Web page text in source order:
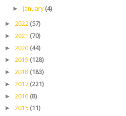
► January (4)
► 2022 (57)
► 2021 (70)
► 2020 (44)
► 2019 (128)
► 2018 (183)
► 2017 (221)
► 2016 (8)
► 2015 (11)